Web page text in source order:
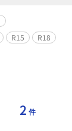
R15 R18
2 件